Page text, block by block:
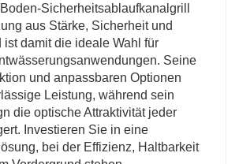
Sicherheitsablaufkanalgrill
aus Stärke, Sicherheit und
ist damit die ideale Wahl für
Seine
und anpassbaren Optionen
Leistung, während sein
die optische Attraktivität jeder
Investieren Sie in eine
bei der Effizienz, Haltbarkeit